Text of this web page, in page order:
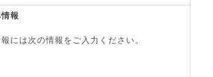
報
には次の情報をご入力ください。